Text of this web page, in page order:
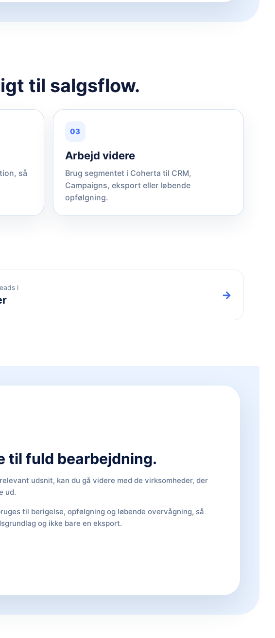
til salgsflow.
så
03
Arbejd videre
Brug segmentet i Coherta til CRM,
Campaigns, eksport eller løbende
opfølgning.
i
→
til fuld bearbejdning.
udsnit, kan du gå videre med de virksomheder, der
ud.
til berigelse, opfølgning og løbende overvågning, så
og ikke bare en eksport.